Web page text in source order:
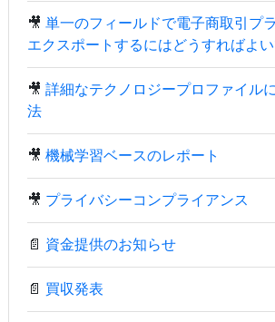
🎥 単一のフィールドで電子商取引プ
エクスポートするにはどうすればよ
🎥 詳細なテクノロジープロファイル
法
🎥 機械学習ベースのレポート
🎥 プライバシーコンプライアンス
📄 資金提供のお知らせ
📄 買収発表